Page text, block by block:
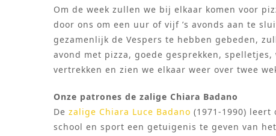
Om de week zullen we bij elkaar komen voor
door ons om een uur of vijf ’s avonds aan te
gezamenlijk de Vespers te hebben gebeden,
avond met pizza, goede gesprekken,
vertrekken en zien we elkaar weer over twee
Onze patrones de zalige Chiara Badano
De zalige Chiara Luce Badano (1971-1990)
school en sport een getuigenis te geven van